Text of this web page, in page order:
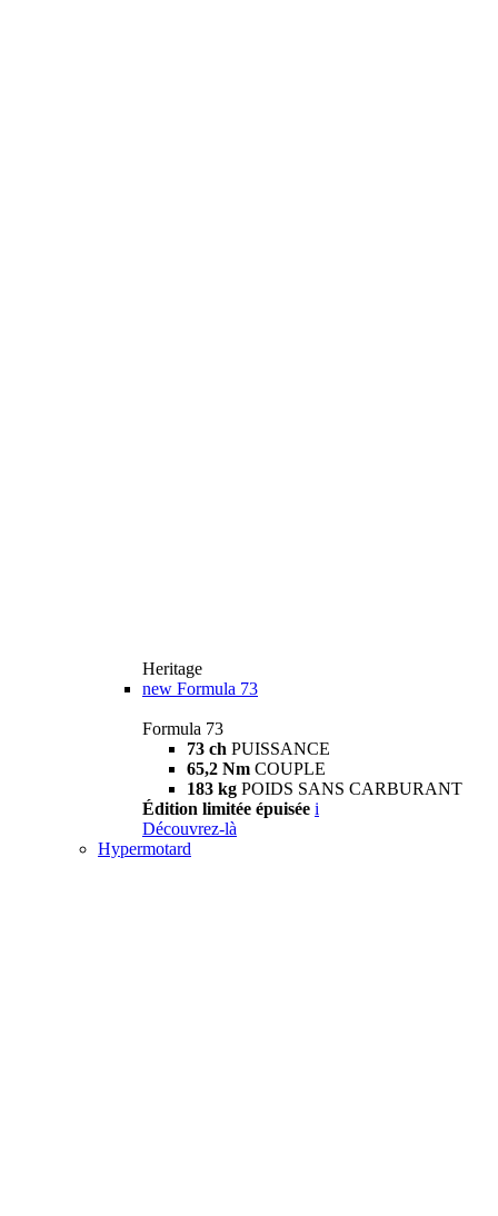
Heritage
new Formula 73
Formula 73
73 ch PUISSANCE
65,2 Nm COUPLE
183 kg POIDS SANS CARBURANT
Édition limitée épuisée i
Découvrez-là
Hypermotard